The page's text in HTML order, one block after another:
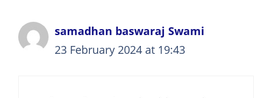
samadhan baswaraj Swami
23 February 2024 at 19:43